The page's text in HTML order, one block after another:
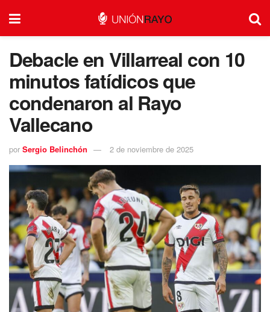
Debacle en Villarreal con 10
minutos fatídicos que
condenaron al Rayo
Vallecano
por Sergio Belinchón 2 de noviembre de 2025